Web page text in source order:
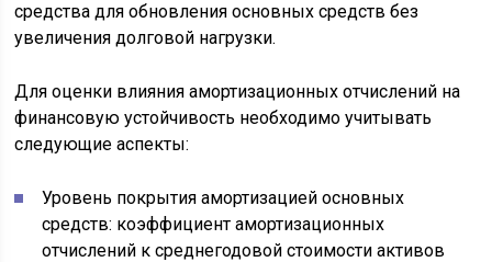
средства для обновления основных средств без
увеличения долговой нагрузки.
Для оценки влияния амортизационных отчислений на
финансовую устойчивость необходимо учитывать
следующие аспекты:
Уровень покрытия амортизацией основных
средств: коэффициент амортизационных
отчислений к среднегодовой стоимости активов